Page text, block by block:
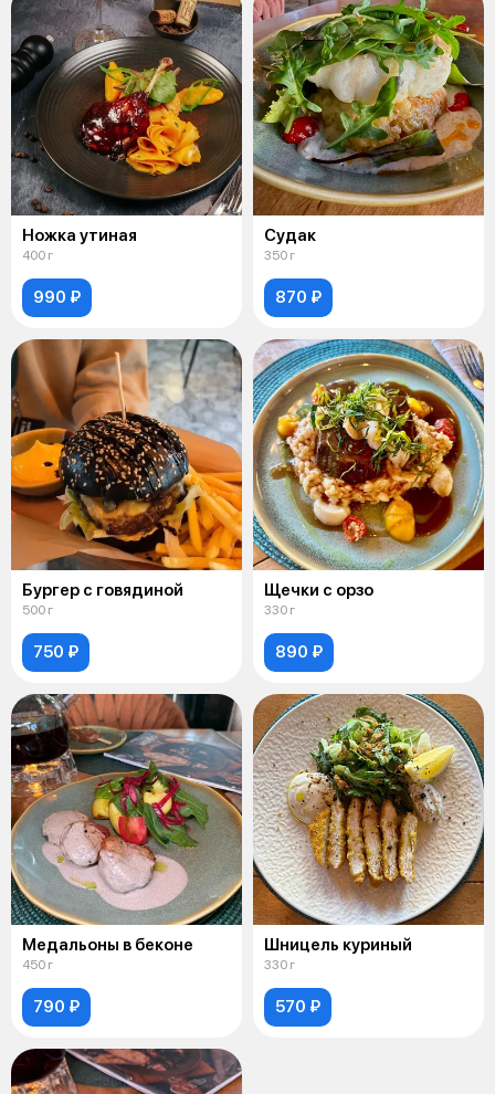
Ножка утиная
400 г
990 ₽
Судак
350 г
870 ₽
Бургер с говядиной
500 г
750 ₽
Щечки с орзо
330 г
890 ₽
Медальоны в беконе
450 г
790 ₽
Шницель куриный
330 г
570 ₽